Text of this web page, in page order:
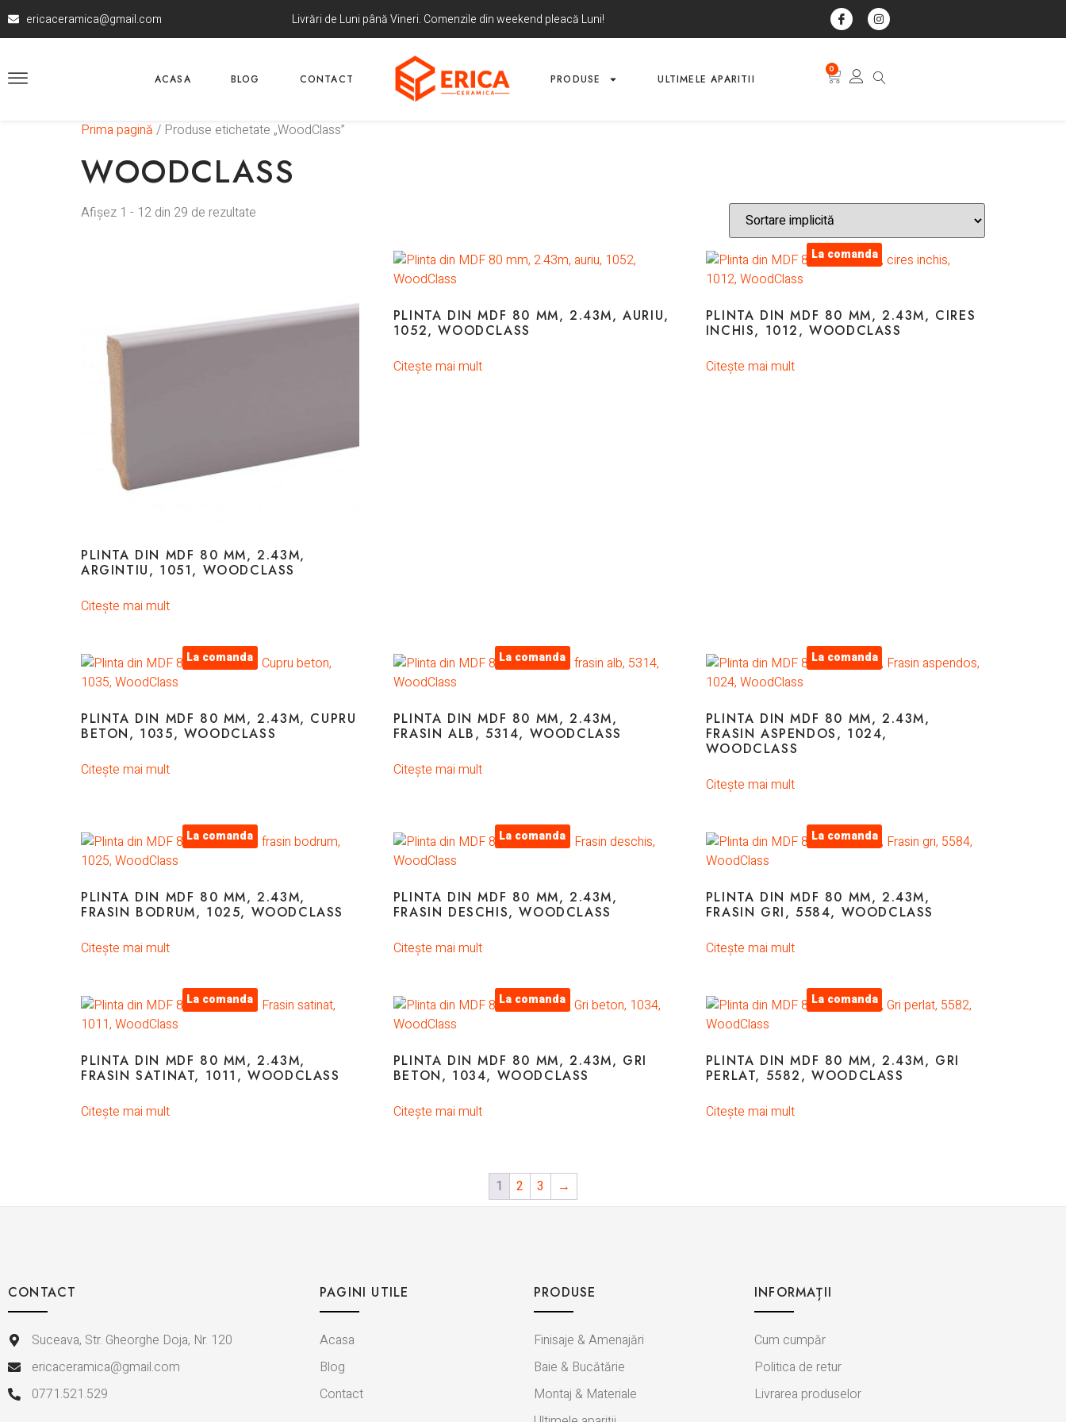
ericaceramica@gmail.com Livrări de Luni până Vineri. Comenzile din weekend pleacă Luni!
ACASA BLOG CONTACT PRODUSE ULTIMELE APARITII
0
Prima pagină / Produse etichetate „WoodClass”
WOODCLASS
Afișez 1 - 12 din 29 de rezultate
PLINTA DIN MDF 80 MM, 2.43M,
ARGINTIU, 1051, WOODCLASS
Citește mai mult
PLINTA DIN MDF 80 MM, 2.43M, AURIU,
1052, WOODCLASS
Citește mai mult
La comanda
PLINTA DIN MDF 80 MM, 2.43M, CIRES
INCHIS, 1012, WOODCLASS
Citește mai mult
La comanda
PLINTA DIN MDF 80 MM, 2.43M, CUPRU
BETON, 1035, WOODCLASS
Citește mai mult
La comanda
PLINTA DIN MDF 80 MM, 2.43M,
FRASIN ALB, 5314, WOODCLASS
Citește mai mult
La comanda
PLINTA DIN MDF 80 MM, 2.43M,
FRASIN ASPENDOS, 1024,
WOODCLASS
Citește mai mult
La comanda
PLINTA DIN MDF 80 MM, 2.43M,
FRASIN BODRUM, 1025, WOODCLASS
Citește mai mult
La comanda
PLINTA DIN MDF 80 MM, 2.43M,
FRASIN DESCHIS, WOODCLASS
Citește mai mult
La comanda
PLINTA DIN MDF 80 MM, 2.43M,
FRASIN GRI, 5584, WOODCLASS
Citește mai mult
La comanda
PLINTA DIN MDF 80 MM, 2.43M,
FRASIN SATINAT, 1011, WOODCLASS
Citește mai mult
La comanda
PLINTA DIN MDF 80 MM, 2.43M, GRI
BETON, 1034, WOODCLASS
Citește mai mult
La comanda
PLINTA DIN MDF 80 MM, 2.43M, GRI
PERLAT, 5582, WOODCLASS
Citește mai mult
1 2 3 →
CONTACT
Suceava, Str. Gheorghe Doja, Nr. 120
ericaceramica@gmail.com
0771.521.529
PAGINI UTILE
Acasa
Blog
Contact
PRODUSE
Finisaje & Amenajări
Baie & Bucătărie
Montaj & Materiale
INFORMAȚII
Cum cumpăr
Politica de retur
Livrarea produselor